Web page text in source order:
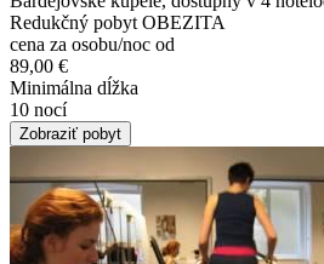
Redukčný pobyt OBEZITA
cena za osobu/noc od
89,00 €
Minimálna dĺžka
10 nocí
Zobraziť pobyt